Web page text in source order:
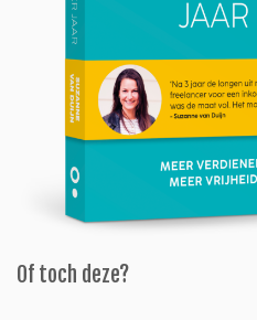
Of toch deze?